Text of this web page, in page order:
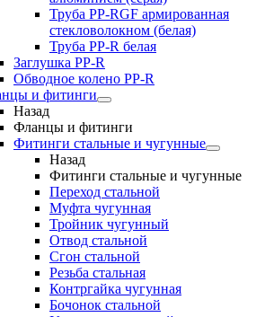
Труба PP-RGF армированная
стекловолокном (белая)
Труба РР-R белая
Заглушка PP-R
Обводное колено PP-R
и фитинги
Назад
Фланцы и фитинги
Фитинги стальные и чугунные
Назад
Фитинги стальные и чугунные
Переход стальной
Муфта чугунная
Тройник чугунный
Отвод стальной
Сгон стальной
Резьба стальная
Контргайка чугунная
Бочонок стальной